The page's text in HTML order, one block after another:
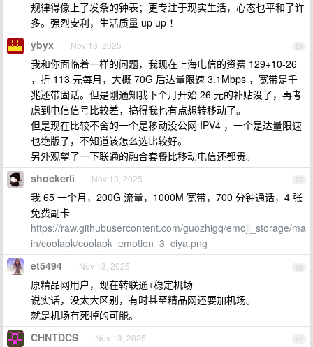
规律得像上了发条的钟表；更专注于现实生活，心态也平和了许
多。强烈安利，生活质量 up up ！
24
ybyx Nov 13, 2025
我和你面临着一样的问题，我现在上海电信的资费 129+10-26
，折 113 元每月，大概 70G 后达量限速 3.1Mbps ，宽带是千
兆还带固话。但是刚通知我下个月开始 26 元的补贴没了，再考
虑到电信信号比较差，搞得我也有点想转移动了。
但是现在比较不舍的一个是移动没公网 IPV4 ，一个是达量限速
也绝版了，不知道该怎么选比较好。
另外观望了一下联通的融合套餐比移动电信还都贵。
25
shockerli Nov 13, 2025
我 65 一个月，200G 流量，1000M 宽带，700 分钟通话，4 张
免费副卡
https://raw.githubusercontent.com/guozhigq/emoji_storage/ma
in/coolapk/coolapk_emotion_3_ciya.png
26
et5494 Nov 13, 2025
原精品网用户，现在转联通+稳定机场
说实话，没太大区别，有时甚至精品网还要加机场。
就是机场有死掉的可能。
27
CHNTDCS Nov 13, 2025